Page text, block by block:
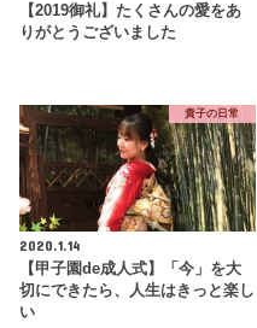
【2019御礼】たくさんの愛をあ
りがとうございました
貴子の日常
2020.1.14
【甲子園de成人式】「今」を大
切にできたら、人生はきっと楽し
い